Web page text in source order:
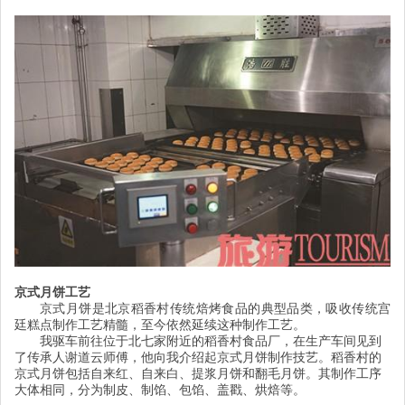
京式月饼工艺
京式月饼是北京稻香村传统焙烤食品的典型品类，吸收传统宫
廷糕点制作工艺精髓，至今依然延续这种制作工艺。
我驱车前往位于北七家附近的稻香村食品厂，在生产车间见到
了传承人谢道云师傅，他向我介绍起京式月饼制作技艺。稻香村的
京式月饼包括自来红、自来白、提浆月饼和翻毛月饼。其制作工序
大体相同，分为制皮、制馅、包馅、盖戳、烘焙等。